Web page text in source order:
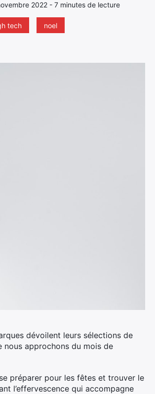
2022 - 7 minutes de lecture
tech noel
dévoilent leurs sélections de
nous approchons du mois de
préparer pour les fêtes et trouver le
l’effervescence qui accompagne